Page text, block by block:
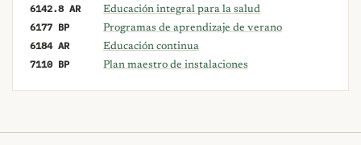
6142.8 AR Educación integral para la salud
6177 BP Programas de aprendizaje de verano
6184 AR Educación continua
7110 BP Plan maestro de instalaciones